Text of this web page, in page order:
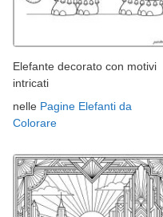
Elefante decorato con motivi
intricati
nelle Pagine Elefanti da
Colorare